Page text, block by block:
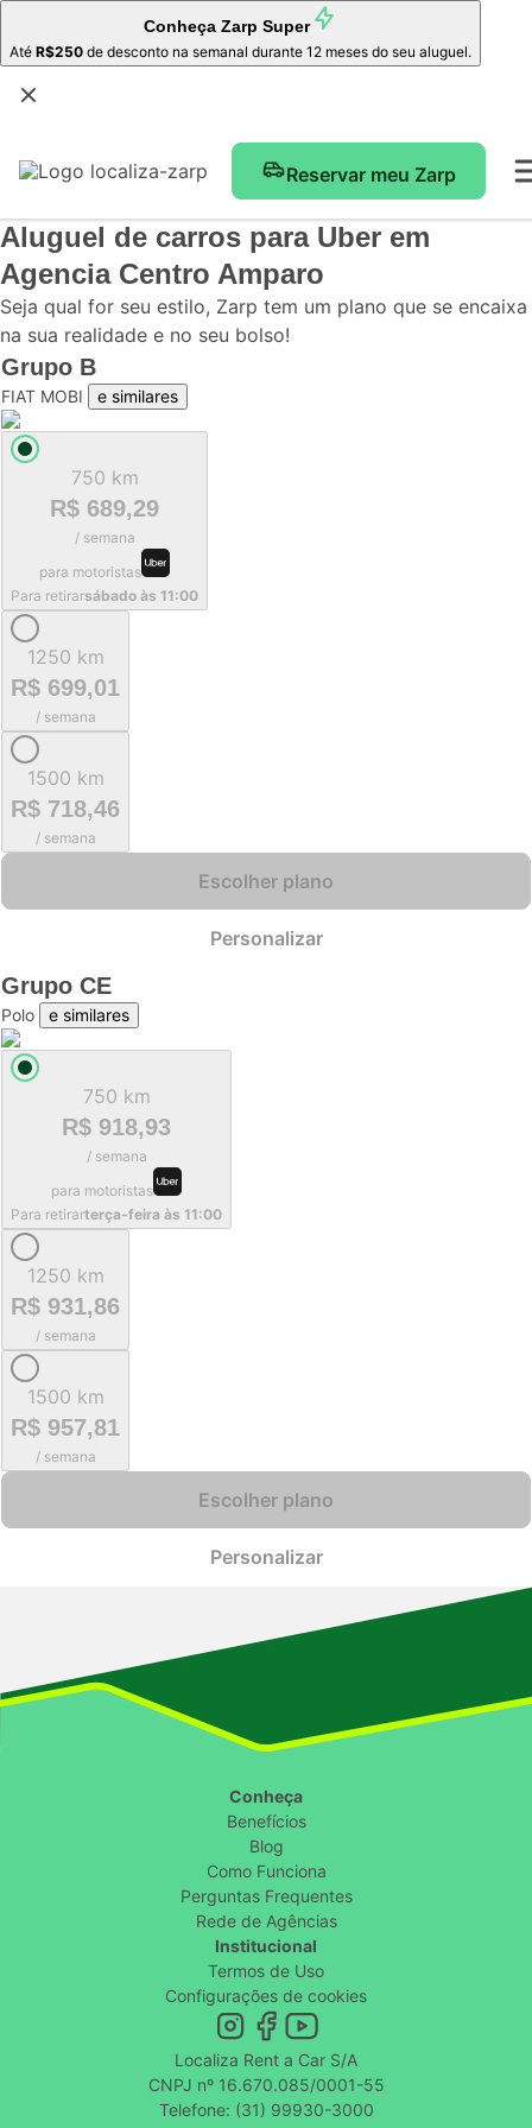
Conheça Zarp Super
Até R$250 de desconto na semanal durante 12 meses do seu aluguel.
Reservar meu Zarp
Aluguel de carros para Uber em
Agencia Centro Amparo
Seja qual for seu estilo, Zarp tem um plano que se encaixa
na sua realidade e no seu bolso!
Grupo B
FIAT MOBI e similares
750 km
R$ 689,29
/ semana
para motoristas
Para retirarsábado às 11:00
1250 km
R$ 699,01
/ semana
1500 km
R$ 718,46
/ semana
Escolher plano
Personalizar
Grupo CE
Polo e similares
750 km
R$ 918,93
/ semana
para motoristas
Para retirarterça-feira às 11:00
1250 km
R$ 931,86
/ semana
1500 km
R$ 957,81
/ semana
Escolher plano
Personalizar
Conheça
Benefícios
Blog
Como Funciona
Perguntas Frequentes
Rede de Agências
Institucional
Termos de Uso
Configurações de cookies
Localiza Rent a Car S/A
CNPJ nº 16.670.085/0001-55
Telefone: (31) 99930-3000